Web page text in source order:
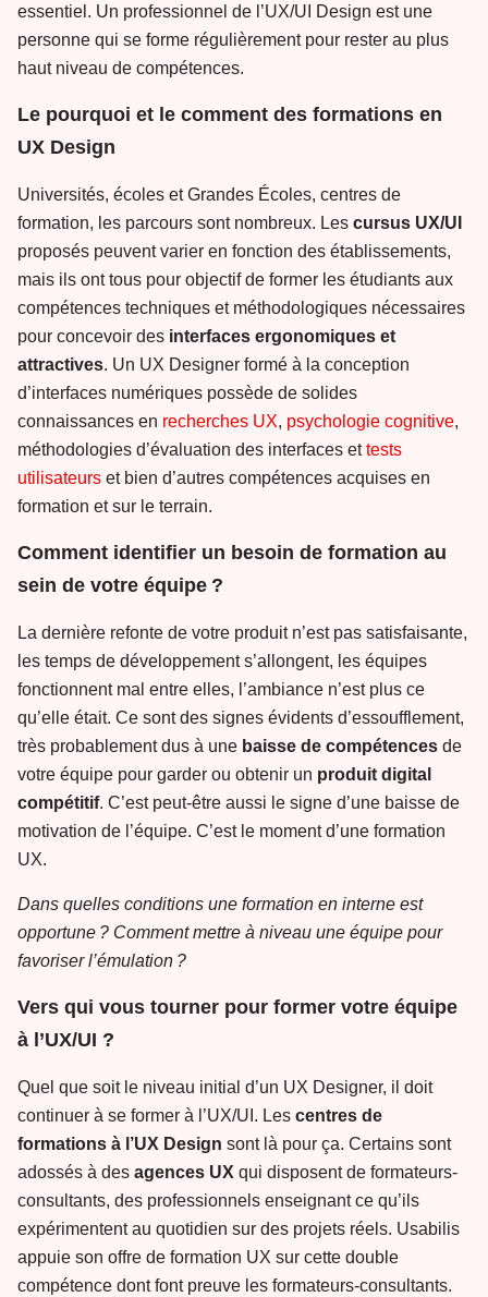
essentiel. Un professionnel de l’UX/UI Design est une
personne qui se forme régulièrement pour rester au plus
haut niveau de compétences.
Le pourquoi et le comment des formations en
UX Design
Universités, écoles et Grandes Écoles, centres de
formation, les parcours sont nombreux. Les cursus UX/UI
proposés peuvent varier en fonction des établissements,
mais ils ont tous pour objectif de former les étudiants aux
compétences techniques et méthodologiques nécessaires
pour concevoir des interfaces ergonomiques et
attractives. Un UX Designer formé à la conception
d’interfaces numériques possède de solides
connaissances en recherches UX, psychologie cognitive,
méthodologies d’évaluation des interfaces ettests
utilisateurs et bien d’autres compétences acquises en
formation et sur le terrain.
Comment identifier un besoin de formation au
sein de votre équipe ?
La dernière refonte de votre produit n’est pas satisfaisante,
les temps de développement s’allongent, les équipes
fonctionnent mal entre elles, l’ambiance n’est plus ce
qu’elle était. Ce sont des signes évidents d’essoufflement,
très probablement dus à une baisse de compétences de
votre équipe pour garder ou obtenir un produit digital
compétitif. C’est peut-être aussi le signe d’une baisse de
motivation de l’équipe. C’est le moment d’une formation
UX.
Dans quelles conditions une formation en interne est
opportune ? Comment mettre à niveau une équipe pour
favoriser l’émulation ?
Vers qui vous tourner pour former votre équipe
à l’UX/UI ?
Quel que soit le niveau initial d’un UX Designer, il doit
continuer à se former à l’UX/UI. Les centres de
formations à l’UX Design sont là pour ça. Certains sont
adossés à des agences UX qui disposent de formateurs-
consultants, des professionnels enseignant ce qu’ils
expérimentent au quotidien sur des projets réels. Usabilis
appuie son offre de formation UX sur cette double
compétence dont font preuve les formateurs-consultants.